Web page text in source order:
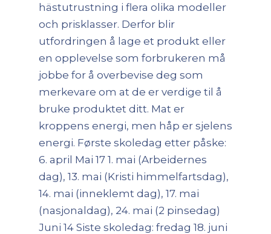
hästutrustning i flera olika modeller
och prisklasser. Derfor blir
utfordringen å lage et produkt eller
en opplevelse som forbrukeren må
jobbe for å overbevise deg som
merkevare om at de er verdige til å
bruke produktet ditt. Mat er
kroppens energi, men håp er sjelens
energi. Første skoledag etter påske:
6. april Mai 17 1. mai (Arbeidernes
dag), 13. mai (Kristi himmelfartsdag),
14. mai (inneklemt dag), 17. mai
(nasjonaldag), 24. mai (2 pinsedag)
Juni 14 Siste skoledag: fredag 18. juni